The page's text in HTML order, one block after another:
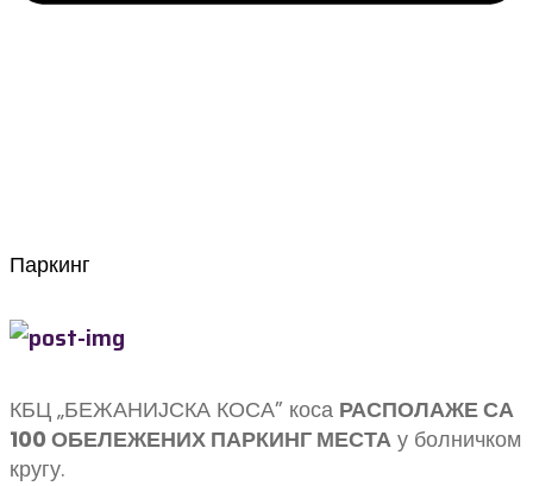
Паркинг
КБЦ „БЕЖАНИЈСКА КОСА” коса РАСПОЛАЖЕ СА
100 ОБЕЛЕЖЕНИХ ПАРКИНГ МЕСТА у болничком
кругу.